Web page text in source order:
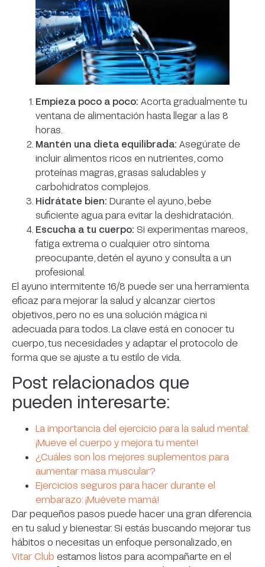
Empieza poco a poco: Acorta gradualmente tu
ventana de alimentación hasta llegar a las 8
horas.
Mantén una dieta equilibrada: Asegúrate de
incluir alimentos ricos en nutrientes, como
proteínas magras, grasas saludables y
carbohidratos complejos.
Hidrátate bien: Durante el ayuno, bebe
suficiente agua para evitar la deshidratación.
Escucha a tu cuerpo: Si experimentas mareos,
fatiga extrema o cualquier otro síntoma
preocupante, detén el ayuno y consulta a un
profesional.
El ayuno intermitente 16/8 puede ser una herramienta
eficaz para mejorar la salud y alcanzar ciertos
objetivos, pero no es una solución mágica ni
adecuada para todos. La clave está en conocer tu
cuerpo, tus necesidades y adaptar el protocolo de
forma que se ajuste a tu estilo de vida.
Post relacionados que
pueden interesarte:
La importancia del ejercicio para la salud mental:
¡Mueve el cuerpo y mejora tu mente!
¿Cuáles son los mejores suplementos para
aumentar masa muscular?
Ejercicios seguros para hacer durante el
embarazo: ¡Muévete mamá!
Dar pequeños pasos puede hacer una gran diferencia
en tu salud y bienestar. Si estás buscando mejorar tus
hábitos o necesitas un enfoque personalizado, en
Vitar Club estamos listos para acompañarte en el